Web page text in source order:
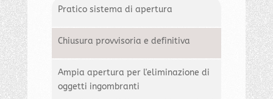
Pratico sistema di apertura
Chiusura provvisoria e definitiva
Ampia apertura per l'eliminazione di
oggetti ingombranti